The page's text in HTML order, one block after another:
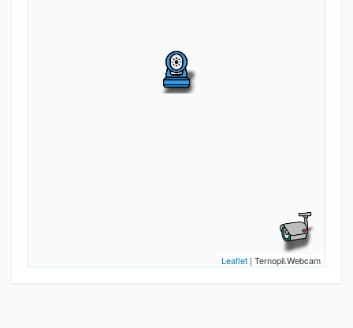
Leaflet | Ternopil.Webcam